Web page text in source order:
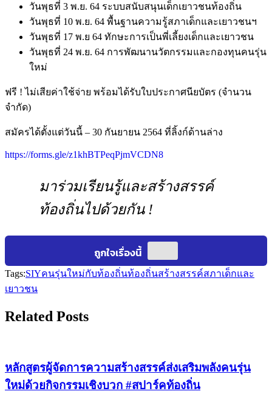
วันพุธที่ 3 พ.ย. 64 ระบบสนับสนุนเด็กเยาวชนท้องถิ่น
วันพุธที่ 10 พ.ย. 64 พื้นฐานความรู้สภาเด็กและเยาวชนฯ
วันพุธที่ 17 พ.ย 64 ทักษะการเป็นพี่เลี้ยงเด็กและเยาวชน
วันพุธที่ 24 พ.ย. 64 การพัฒนานวัตกรรมและกองทุนคนรุ่น
ใหม่
ฟรี ! ไม่เสียค่าใช้จ่าย พร้อมได้รับใบประกาศนียบัตร (จำนวน
จำกัด)
สมัครได้ตั้งแต่วันนี้ – 30 กันยายน 2564 ที่ลิ้งก์ด้านล่าง
https://forms.gle/z1khBTPeqPjmVCDN8
มาร่วมเรียนรู้และสร้างสรรค์
ท้องถิ่นไปด้วยกัน !
Tags:SIYคนรุ่นใหม่กับท้องถิ่นท้องถิ่นสร้างสรรค์สภาเด็กและ
เยาวชน
Related Posts
หลักสูตรผู้จัดการความสร้างสรรค์ส่งเสริมพลังคนรุ่น
ใหม่ด้วยกิจกรรมเชิงบวก #สปาร์คท้องถิ่น